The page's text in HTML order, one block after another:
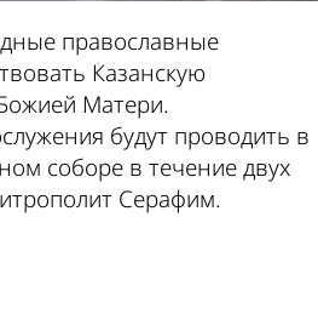
православные
Казанскую
Матери.
будут проводить в
соборе в течение двух
Серафим.